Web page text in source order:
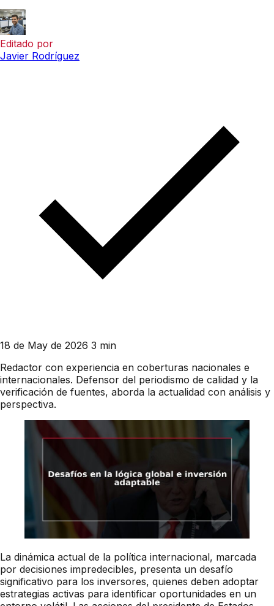
Editado por
Javier Rodríguez
18 de May de 2026 3 min
Redactor con experiencia en coberturas nacionales e
internacionales. Defensor del periodismo de calidad y la
verificación de fuentes, aborda la actualidad con análisis y
perspectiva.
La dinámica actual de la política internacional, marcada
por decisiones impredecibles, presenta un desafío
significativo para los inversores, quienes deben adoptar
estrategias activas para identificar oportunidades en un